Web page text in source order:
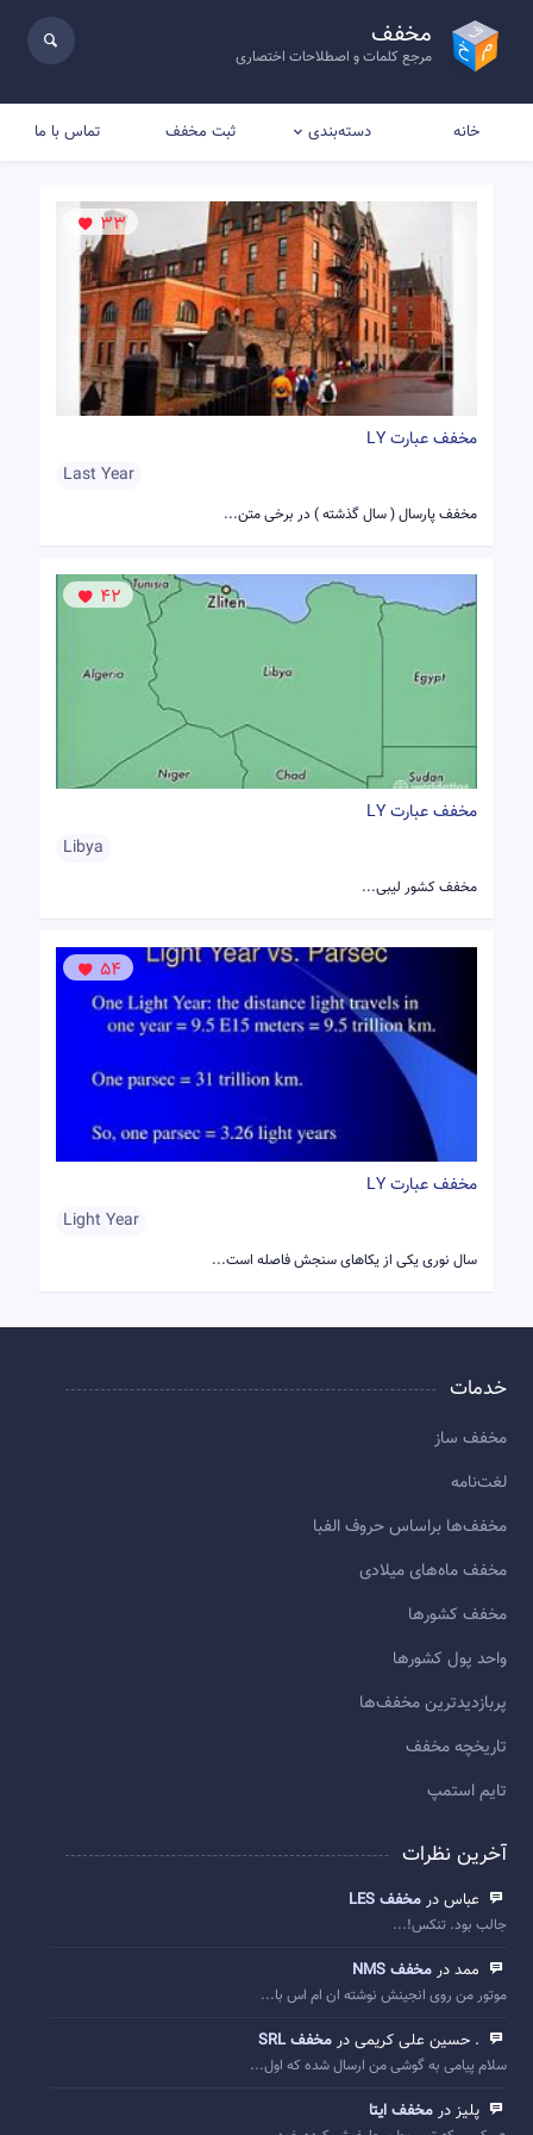
مخفف
مرجع کلمات و اصطلاحات اختصاری
خانه دسته‌بندی ثبت مخفف تماس با ما
33
مخفف عبارت LY
Last Year
مخفف پارسال ( سال گذشته ) در برخی متن...
42
مخفف عبارت LY
Libya
مخفف کشور لیبی...
54
مخفف عبارت LY
Light Year
سال نوری یکی از یکاهای سنجش فاصله است...
خدمات
مخفف ساز
لغت‌نامه
مخفف‌ها براساس حروف الفبا
مخفف ماه‌های میلادی
مخفف کشورها
واحد پول کشورها
پربازديدترين مخفف‌ها
تاريخچه مخفف
تایم استمپ
آخرین نظرات
عباس در مخفف LES
جالب بود. تنکس!...
ممد در مخفف NMS
موتور من روی انجینش نوشته ان ام اس با...
. حسین علی کریمی در مخفف SRL
سلام پیامی به گوشی من ارسال شده که اول...
پلیز در مخفف ایتا